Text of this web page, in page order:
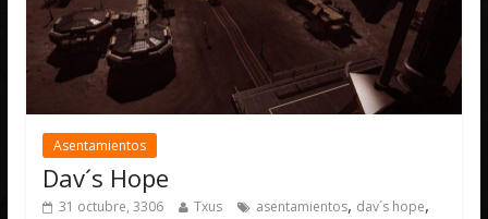
Asentamientos
Dav´s Hope
31 octubre, 3306 Txus asentamientos, dav´s hope,